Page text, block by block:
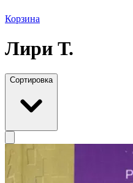
Корзина
Лири Т.
Сортировка